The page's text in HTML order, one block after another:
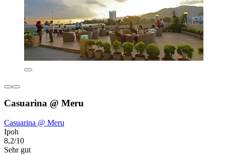
Casuarina @ Meru
Casuarina @ Meru
Ipoh
8,2/10
Sehr gut